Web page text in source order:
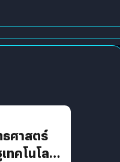
ธศาสตร์
ทคโนโลยี